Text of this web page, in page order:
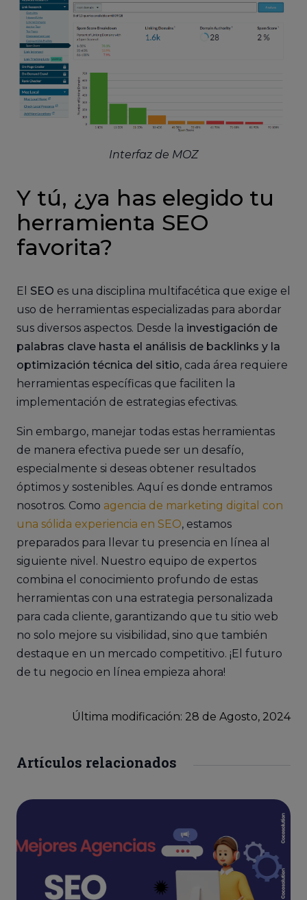
Interfaz de MOZ
Y tú, ¿ya has elegido tu
herramienta SEO
favorita?
El SEO es una disciplina multifacética que exige el
uso de herramientas especializadas para abordar
sus diversos aspectos. Desde la investigación de
palabras clave hasta el análisis de backlinks y la
optimización técnica del sitio, cada área requiere
herramientas específicas que faciliten la
implementación de estrategias efectivas.
Sin embargo, manejar todas estas herramientas
de manera efectiva puede ser un desafío,
especialmente si deseas obtener resultados
óptimos y sostenibles. Aquí es donde entramos
nosotros. Como agencia de marketing digital con
una sólida experiencia en SEO, estamos
preparados para llevar tu presencia en línea al
siguiente nivel. Nuestro equipo de expertos
combina el conocimiento profundo de estas
herramientas con una estrategia personalizada
para cada cliente, garantizando que tu sitio web
no solo mejore su visibilidad, sino que también
destaque en un mercado competitivo. ¡El futuro
de tu negocio en línea empieza ahora!
Última modificación: 28 de Agosto, 2024
Artículos relacionados